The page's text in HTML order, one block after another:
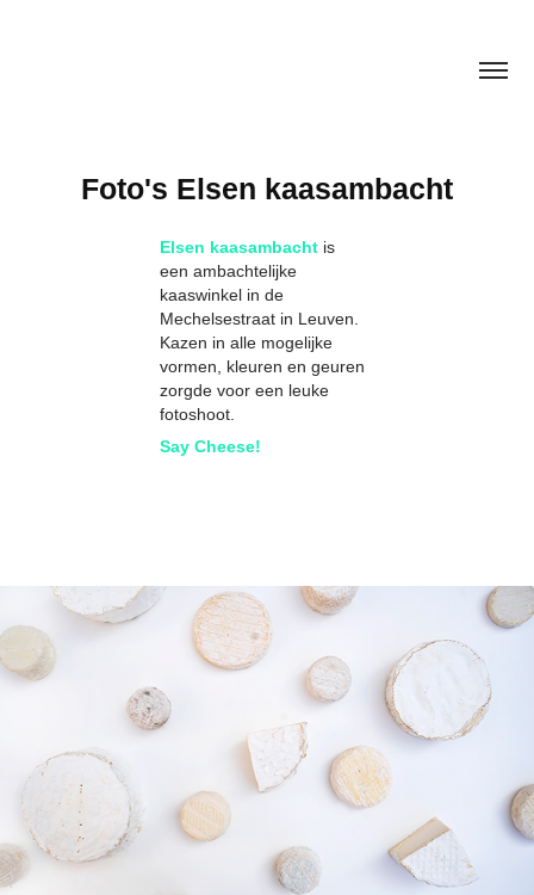
Foto's Elsen kaasambacht
Elsen kaasambacht is
een ambachtelijke
kaaswinkel in de
Mechelsestraat in Leuven.
Kazen in alle mogelijke
vormen, kleuren en geuren
zorgde voor een leuke
fotoshoot.
Say Cheese!